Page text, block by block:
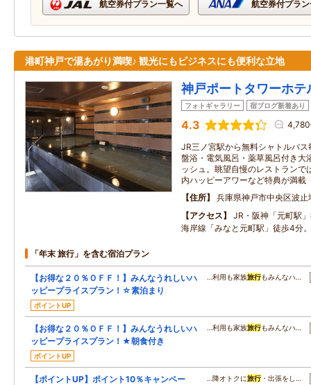
航空券付プラン一覧へ 航空券付プラ
港町神戸で湯あがり満喫♪ 観光にもビジネスにも便利な立地
神戸ポートタワーホテ
フォトギャラリー 宿ブログ新着あり
4.3
JR三ノ宮駅から無料シャトルバ
盤浴・電気風呂・薬草風呂付き大
ッシュ。眺望自慢のレストランで
内ハッピーアワーなど特典が満載
住所
兵庫県神戸市中央区波止
アクセス
JR・阪神「元町駅
海岸線「みなと元町駅」徒歩4分。
「年末 旅行」を含む宿泊プラン
【お得な２０％ＯＦＦ！】みんなうれしいハ
ッピープライスプラン！☆素泊まり
ポイントUP
…利用も家族旅行もみんなハ…
【お得な２０％ＯＦＦ！】みんなうれしいハ
ッピープライスプラン！★朝食付き
ポイントUP
…利用も家族旅行もみんなハ…
【ポイントUP】ポイント10％キャンペー …降オトクに旅行・出張をし…